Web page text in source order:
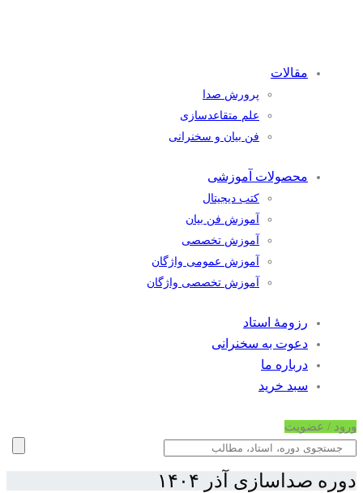
مقالات
پرورش صدا
علم متقاعدسازی
فن بیان و سخنرانی
محصولات آموزشی
کتب دیجیتال
آموزش فن بیان
آموزش تخصصی
آموزش عمومی واژگان
آموزش تخصصی واژگان
رزومۀ استاد
دعوت به سخنرانی
درباره ما
سبد خرید
ورود / عضویت
دوره صداسازی آذر ۱۴۰۴